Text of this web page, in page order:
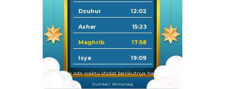
Dzuhur 12:02
Ashar 15:23
Maghrib 17:58
Isya 19:09
Tidak ada waktu sholat berikutnya hari ini.
Sumber: Kemenag